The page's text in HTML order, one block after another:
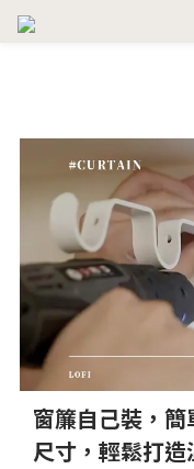
窗簾自己裝，
尺寸，輕鬆打造